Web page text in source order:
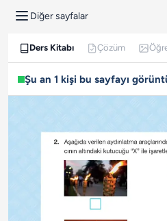
Diğer sayfalar
Ders Kitabı Çözüm
Şu an 1 kişi bu sayfayı